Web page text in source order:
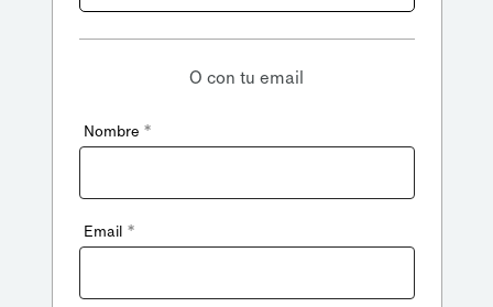
O con tu email
Nombre *
Email *